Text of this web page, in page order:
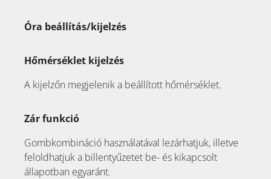
Óra beállítás/kijelzés
Hőmérséklet kijelzés
A kijelzőn megjelenik a beállított hőmérséklet.
Zár funkció
Gombkombináció használatával lezárhatjuk, illetve
feloldhatjuk a billentyűzetet be- és kikapcsolt
állapotban egyaránt.